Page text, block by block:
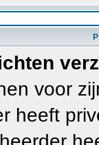
voor
heeft